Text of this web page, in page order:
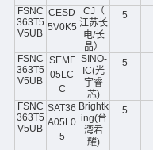
FSNC
363T5
V5UB
CESD
5V0K5
CJ（
江苏长
电/长
晶）
5
FSNC
363T5
V5UB
SEMF
05LC
C
SINO-
IC(光
宇睿
芯)
5
FSNC
363T5
V5UB
SAT36
A05L0
5
Brightk
ing(台
湾君
耀)
5